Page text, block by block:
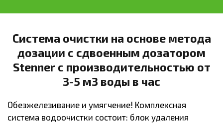
Система очистки на основе метода
дозации с сдвоенным дозатором
Stenner с производительностью от
3-5 м3 воды в час
Обезжелезивание и умягчение! Комплексная
система водоочистки состоит: блок удаления